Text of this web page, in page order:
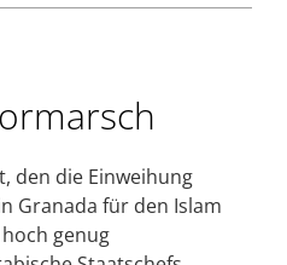
den die Einweihung
Granada für den Islam
genug